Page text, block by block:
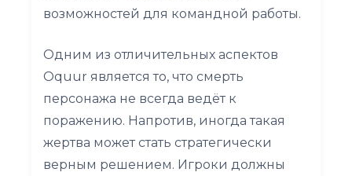
возможностей для командной работы.
Одним из отличительных аспектов
Oquur является то, что смерть
персонажа не всегда ведёт к
поражению. Напротив, иногда такая
жертва может стать стратегически
верным решением. Игроки должны